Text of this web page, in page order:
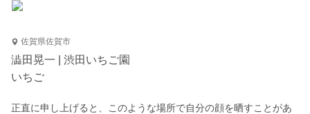
佐賀県佐賀市
澁田晃一 | 渋田いちご園
いちご
正直に申し上げると、このような場所で自分の顔を晒すことがあ